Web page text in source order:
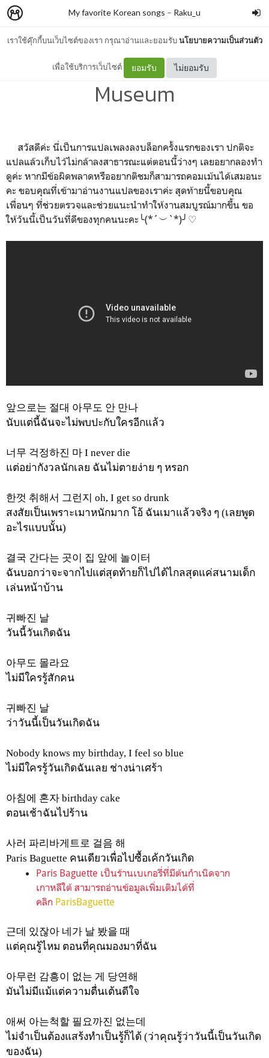
เราใช้คุ๊กกี้บนเว็บไซต์ของเรา กรุณาอ่านและยอมรับนโยบายความเป็นส่วนตัว
เพื่อใช้บริการเว็บไซต์ ยอมรับ ไม่ยอมรับ
My favorite Korean songs – Raku_u
แปลเพลง Birthday - Rad
Museum
สวัสดีค่ะ นี่เป็นการแปลเพลงลงบล็อกครั้งแรกของเรา ปกติจะ
แปลแล้วเก็บไว้ไม่กล้าลงสาธารณะแต่ตอนนี้ว่างๆ เลยอยากลองทำ
ดูค่ะ หากมีข้อผิดพลาดหรืออยากติชมก็สามารถคอมเม้นได้เสมอนะ
คะ ขอบคุณที่เข้ามาอ่านงานแปลของเราค่ะ สุดท้ายนี้ขอบคุณ
เพื่อนๆ ที่ช่วยตรวจและช่วยแนะนำทำให้งานสมบูรณ์มากขึ้น ขอ
ให้วันนี้เป็นวันที่ดีของทุกคนนะคะ╰(*´︶`*)╯♡
앞으로는 절대 아무도 안 만나
นับแต่นี้ฉันจะไม่พบปะกับใครอีกแล้ว
너무 걱정하진 마 I never die
แต่อย่ากังวลนักเลย ฉันไม่ตายง่าย ๆ หรอก
한껏 취해서 그런지 oh, I get so drunk
สงสัยเป็นเพราะเมาหนักมาก โอ้ ฉันเมาแล้วจริง ๆ (เลยพูด
อะไรแบบนั้น)
결국 간다는 곳이 집 앞에 놀이터
ฉันบอกว่าจะจากไปแต่สุดท้ายก็ไปได้ไกลสุดแค่สนามเด็ก
เล่นหน้าบ้าน
귀빠진 날
วันนี้วันเกิดฉัน
아무도 몰라요
ไม่มีใครรู้สักคน
귀빠진 날
ว่าวันนี้เป็นวันเกิดฉัน
Nobody knows my birthday, I feel so blue
ไม่มีใครรู้วันเกิดฉันเลย ช่างน่าเศร้า
아침에 혼자 birthday cake
ตอนเช้าฉันไปร้าน
사러 파리바게트로 걸음 해
Paris Baguette คนเดียวเพื่อไปซื้อเค้กวันเกิด
Paris Baguette เป็นร้านเบเกอรี่ที่มีต้นกำเนิดจาก
เกาหลีใต้ สามารถอ่านข้อมูลเพิ่มเติมได้ที่
คลิก ParisBaguette
근데 있잖아 네가 날 봤을 때
แต่คุณรู้ไหม ตอนที่คุณมองมาที่ฉัน
아무런 감흥이 없는 게 당연해
มันไม่มีแม้แต่ความตื่นเต้นดีใจ
애써 아는척할 필요까진 없는데
ไม่จำเป็นต้องแสร้งทำเป็นรู้ก็ได้ (ว่าคุณรู้ว่าวันนี้เป็นวันเกิด
ของฉัน)